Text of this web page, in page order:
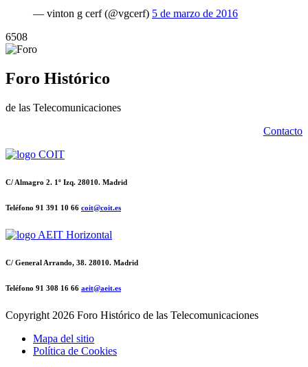
— vinton g cerf (@vgcerf) 5 de marzo de 2016
6508
Foro Histórico
de las Telecomunicaciones
Contacto
C/ Almagro 2. 1º Izq. 28010. Madrid
Teléfono 91 391 10 66 coit@coit.es
C/ General Arrando, 38. 28010. Madrid
Teléfono 91 308 16 66 aeit@aeit.es
Copyright 2026 Foro Histórico de las Telecomunicaciones
Mapa del sitio
Política de Cookies